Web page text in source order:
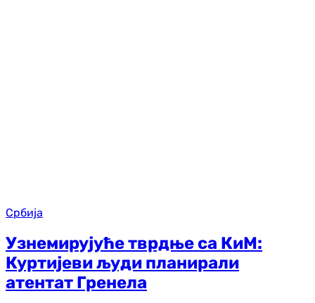
Србија
Узнемирујуће тврдње са КиМ:
Куртијеви људи планирали
атентат Гренела